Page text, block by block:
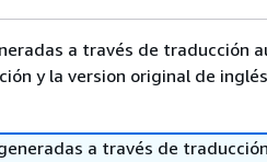
a través de traducción
y la version original de
a través de